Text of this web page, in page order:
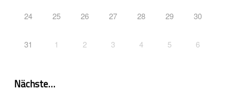
24 25 26 27 28 29 30
31 1 2 3 4 5 6
Nächste…